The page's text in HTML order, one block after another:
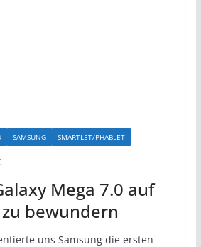
SAMSUNG SMARTLET/PHABLET
Mega 7.0 auf
bewundern
uns Samsung die ersten